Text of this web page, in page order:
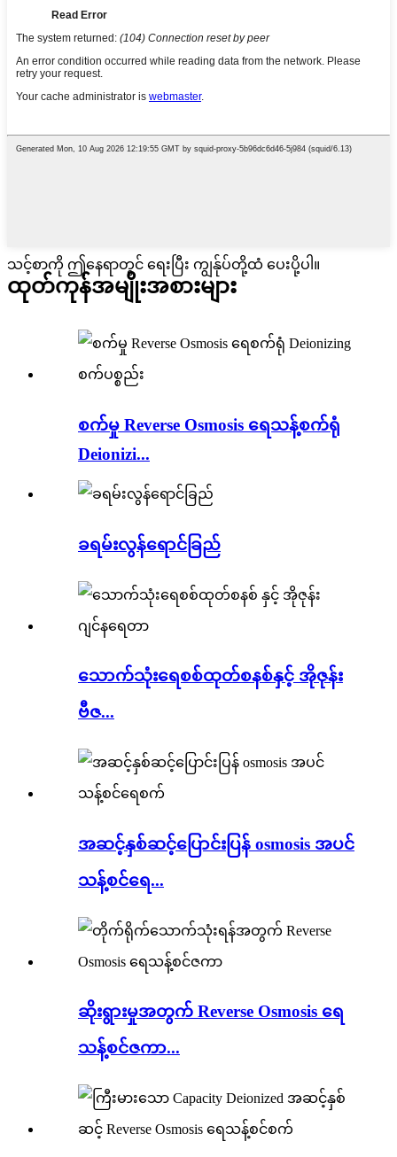
သင့်စာကို ဤနေရာတွင် ရေးပြီး ကျွန်ုပ်တို့ထံ ပေးပို့ပါ။
ထုတ်ကုန်အမျိုးအစားများ
စက်မှု Reverse Osmosis ရေသန့်စက်ရုံ
Deionizi...
ခရမ်းလွန်ရောင်ခြည်
သောက်သုံးရေစစ်ထုတ်စနစ်နှင့် အိုဇုန်း
ဗီဇ...
အဆင့်နှစ်ဆင့်ပြောင်းပြန် osmosis အပင်
သန့်စင်ရေ...
ဆိုးရွားမှုအတွက် Reverse Osmosis ရေ
သန့်စင်ဇကာ...